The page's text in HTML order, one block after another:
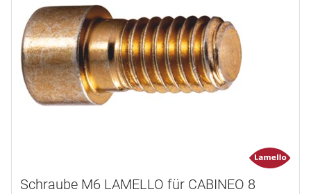
Schraube M6 LAMELLO für CABINEO 8